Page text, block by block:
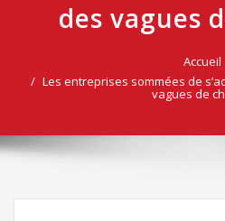
des vagues
Accueil
Les entreprises sommées de
vagues de